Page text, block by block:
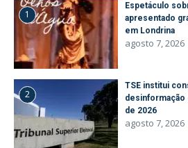
1
Espetáculo
apresentado
em Londrina
agosto 7, 2026
2
TSE institui
de 2026
agosto 7, 2026